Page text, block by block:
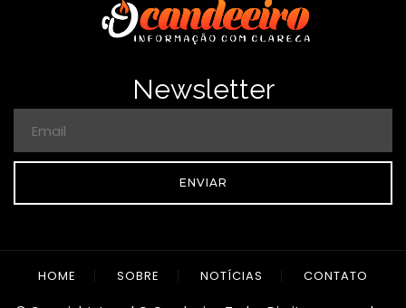
Newsletter
ENVIAR
HOME SOBRE NOTÍCIAS CONTATO